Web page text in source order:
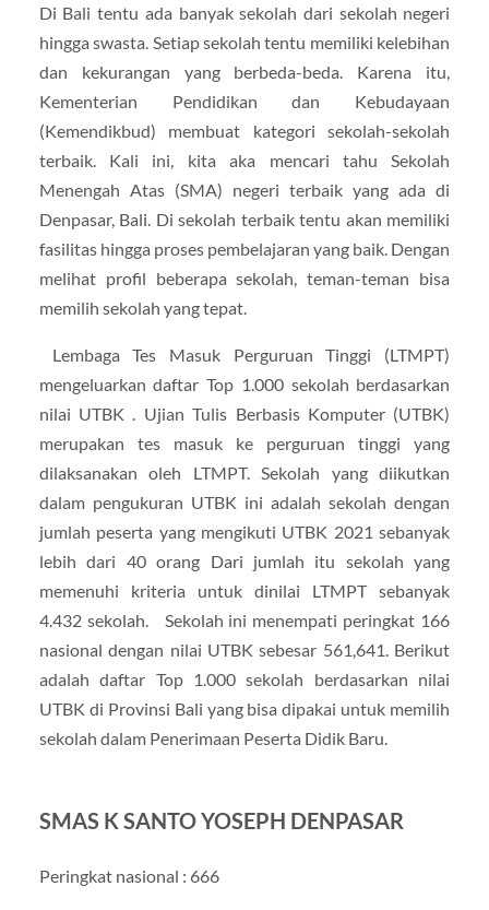
Di Bali tentu ada banyak sekolah dari sekolah negeri
hingga swasta. Setiap sekolah tentu memiliki kelebihan
dan kekurangan yang berbeda-beda. Karena itu,
Kementerian Pendidikan dan Kebudayaan
(Kemendikbud) membuat kategori sekolah-sekolah
terbaik. Kali ini, kita aka mencari tahu Sekolah
Menengah Atas (SMA) negeri terbaik yang ada di
Denpasar, Bali. Di sekolah terbaik tentu akan memiliki
fasilitas hingga proses pembelajaran yang baik. Dengan
melihat profil beberapa sekolah, teman-teman bisa
memilih sekolah yang tepat.
Lembaga Tes Masuk Perguruan Tinggi (LTMPT)
mengeluarkan daftar Top 1.000 sekolah berdasarkan
nilai UTBK . Ujian Tulis Berbasis Komputer (UTBK)
merupakan tes masuk ke perguruan tinggi yang
dilaksanakan oleh LTMPT. Sekolah yang diikutkan
dalam pengukuran UTBK ini adalah sekolah dengan
jumlah peserta yang mengikuti UTBK 2021 sebanyak
lebih dari 40 orang Dari jumlah itu sekolah yang
memenuhi kriteria untuk dinilai LTMPT sebanyak
4.432 sekolah. Sekolah ini menempati peringkat 166
nasional dengan nilai UTBK sebesar 561,641. Berikut
adalah daftar Top 1.000 sekolah berdasarkan nilai
UTBK di Provinsi Bali yang bisa dipakai untuk memilih
sekolah dalam Penerimaan Peserta Didik Baru.
SMAS K SANTO YOSEPH DENPASAR
Peringkat nasional : 666